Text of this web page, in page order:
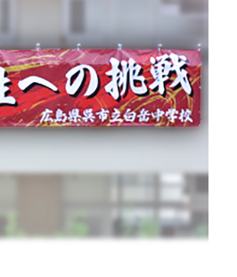
お急ぎ便について
デザインの依頼について
悩む前にお電話下さい
商品検索
お客様の声
よくある質問
会社概要
特定商取引法に基づく表記